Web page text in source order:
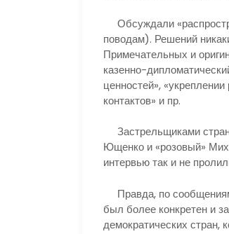
Обсуждали
поводам). Решений
Примечательных и
казенно-
ценностей»,
контактов» и пр.
Застрельщиками
Ющенко и «розовый»
интервью так и не
Правда, по
был более конкретен и
демократических стран,